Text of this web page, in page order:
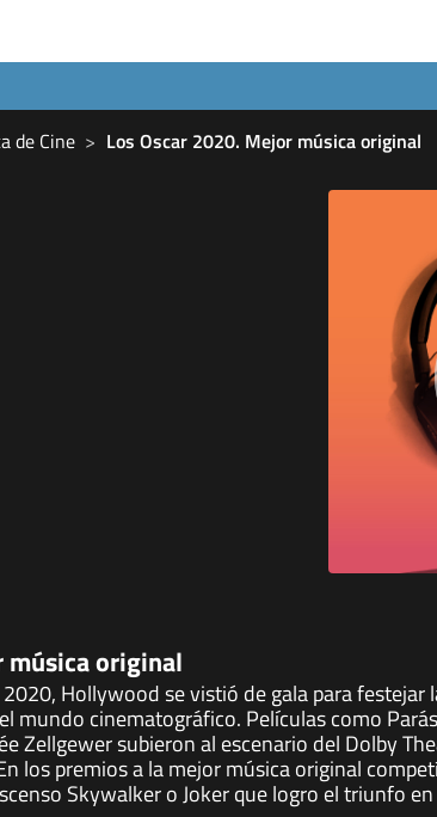
de Cine Los Oscar 2020. Mejor música original
música original
Hollywood se vistió de gala para festejar
mundo cinematográfico. Películas como
Zellgewer subieron al escenario del Dolby
los premios a la mejor música original
Skywalker o Joker que logro el triunfo